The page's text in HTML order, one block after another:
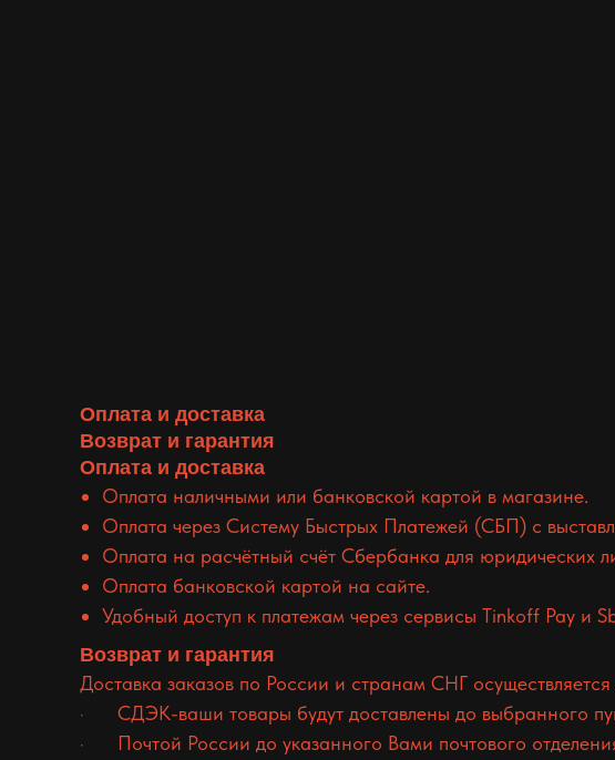
Оплата и доставка
Возврат и гарантия
Оплата и доставка
Оплата наличными или банковской картой в магазине.
Оплата через Систему Быстрых Платежей (СБП) с
Оплата на расчётный счёт Сбербанка для юридических
Оплата банковской картой на сайте.
Удобный доступ к платежам через сервисы Tinkoff Pay и
Возврат и гарантия
Доставка заказов по России и странам СНГ
· СДЭК-ваши товары будут доставлены до выбранного
· Почтой России до указанного Вами почтового